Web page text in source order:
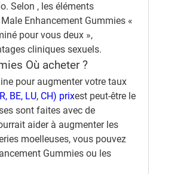
Selon , les éléments
Enhancement Gummies «
pour vous deux »,
cliniques sexuels.
Où acheter ?
pour augmenter votre taux
BE, LU, CH) prixest peut-être le
sont faites avec de
aider à augmenter les
moelleuses, vous pouvez
Gummies ou les